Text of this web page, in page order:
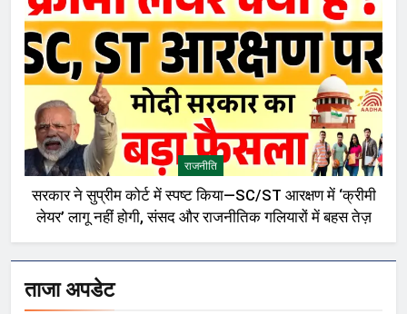
राजनीति
सरकार ने सुप्रीम कोर्ट में स्पष्ट किया—SC/ST आरक्षण में ‘क्रीमी
लेयर’ लागू नहीं होगी, संसद और राजनीतिक गलियारों में बहस तेज़
ताजा अपडेट